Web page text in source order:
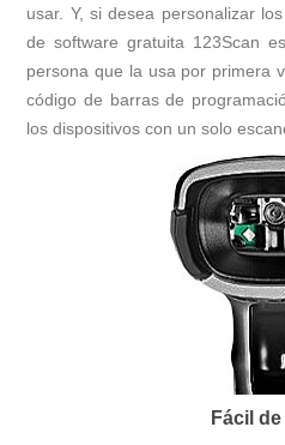
usar. Y, si desea personalizar
de software gratuita 123Scan
persona que la usa por primera
código de barras de
los dispositivos con un solo
Fácil